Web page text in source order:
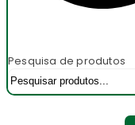
Pesquisa de produtos